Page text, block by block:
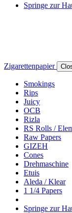
Springe zur
Zigarettenpapier
Smokings
Rips
Juicy
OCB
Rizla
RS Rolls /
Raw Papers
GIZEH
Cones
Drehmaschine
Etuis
Aleda / Klear
1 1/4 Papers
Springe zur